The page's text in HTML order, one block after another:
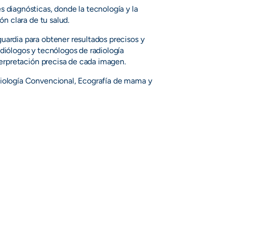
diagnósticas, donde la tecnología y la
clara de tu salud.
para obtener resultados precisos y
y tecnólogos de radiología
precisa de cada imagen.
Convencional, Ecografía de mama y